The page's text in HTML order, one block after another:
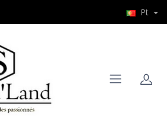
Pt